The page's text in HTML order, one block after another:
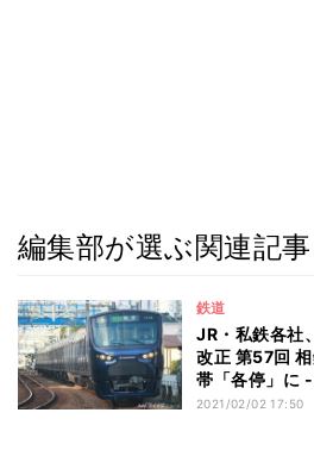
編集部が選ぶ関連記事
鉄道
JR・私鉄各社
改正 第57回
帯「各停」に
2021/02/02 17:50